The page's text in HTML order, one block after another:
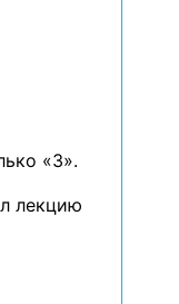
«3».
лекцию